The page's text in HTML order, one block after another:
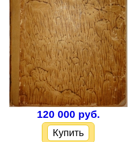
120 000 руб.
Купить